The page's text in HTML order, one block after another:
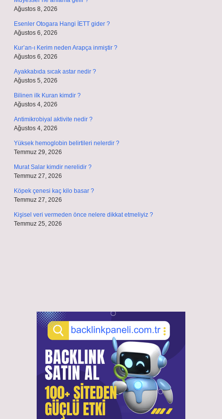
Ağustos 8, 2026
Esenler Otogara Hangi İETT gider ?
Ağustos 6, 2026
Kur’an-ı Kerim neden Arapça inmiştir ?
Ağustos 6, 2026
Ayakkabıda sıcak astar nedir ?
Ağustos 5, 2026
Bilinen ilk Kuran kimdir ?
Ağustos 4, 2026
Antimikrobiyal aktivite nedir ?
Ağustos 4, 2026
Yüksek hemoglobin belirtileri nelerdir ?
Temmuz 29, 2026
Murat Salar kimdir nerelidir ?
Temmuz 27, 2026
Köpek çenesi kaç kilo basar ?
Temmuz 27, 2026
Kişisel veri vermeden önce nelere dikkat etmeliyiz ?
Temmuz 25, 2026